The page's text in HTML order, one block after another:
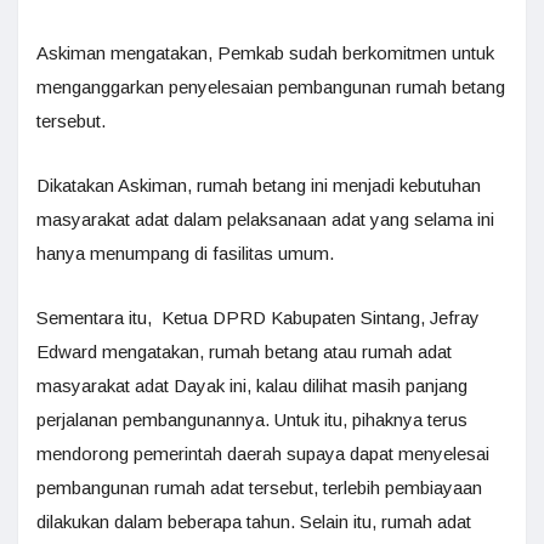
Askiman mengatakan, Pemkab sudah berkomitmen untuk
menganggarkan penyelesaian pembangunan rumah betang
tersebut.
Dikatakan Askiman, rumah betang ini menjadi kebutuhan
masyarakat adat dalam pelaksanaan adat yang selama ini
hanya menumpang di fasilitas umum.
Sementara itu, Ketua DPRD Kabupaten Sintang, Jefray
Edward mengatakan, rumah betang atau rumah adat
masyarakat adat Dayak ini, kalau dilihat masih panjang
perjalanan pembangunannya. Untuk itu, pihaknya terus
mendorong pemerintah daerah supaya dapat menyelesai
pembangunan rumah adat tersebut, terlebih pembiayaan
dilakukan dalam beberapa tahun. Selain itu, rumah adat